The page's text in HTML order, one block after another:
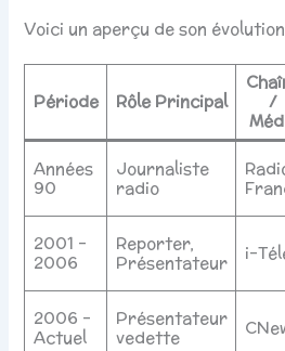
Voici un aperçu de son
Période Rôle Principal
/
Années
90
Journaliste
radio
2001 –
2006
Reporter,
Présentateur
i-
2006 –
Actuel
Présentateur
vedette